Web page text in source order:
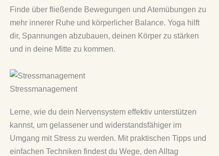
Finde über fließende Bewegungen und Atemübungen zu
mehr innerer Ruhe und körperlicher Balance. Yoga hilft
dir, Spannungen abzubauen, deinen Körper zu stärken
und in deine Mitte zu kommen.
Stressmanagement
Lerne, wie du dein Nervensystem effektiv unterstützen
kannst, um gelassener und widerstandsfähiger im
Umgang mit Stress zu werden. Mit praktischen Tipps und
einfachen Techniken findest du Wege, den Alltag